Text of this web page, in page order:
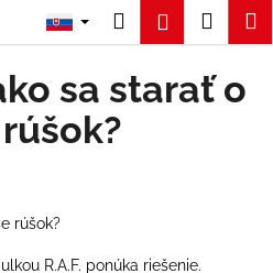
Hľadať
sa starať o
R.A.F. ponúka riešenie.